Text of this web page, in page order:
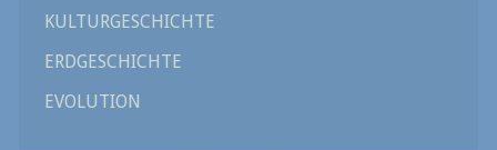
KULTURGESCHICHTE
ERDGESCHICHTE
EVOLUTION